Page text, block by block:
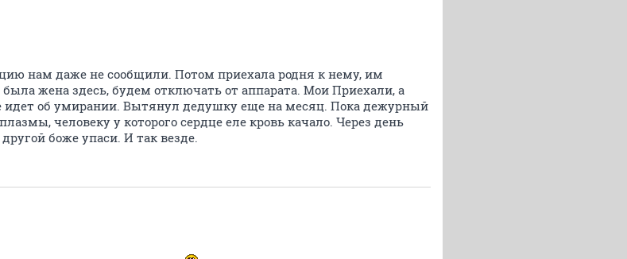
нам даже не сообщили. Потом приехала родня к нему, им
жена здесь, будем отключать от аппарата. Мои Приехали, а
идет об умирании. Вытянул дедушку еще на месяц. Пока дежурный
человеку у которого сердце еле кровь качало. Через день
боже упаси. И так везде.